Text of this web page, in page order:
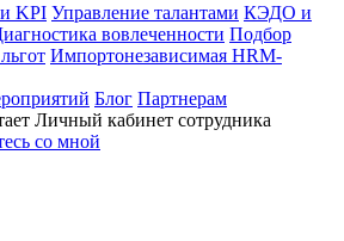
KPI Управление талантами КЭДО и
вовлеченности Подбор
Импортонезависимая HRM-
Блог Партнерам
Личный кабинет сотрудника
со мной